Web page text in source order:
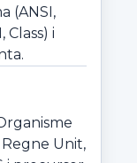
(ANSI,
Class) i
Unit,